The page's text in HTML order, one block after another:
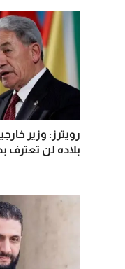
رويترز: وزير
بلاده لن تعترف